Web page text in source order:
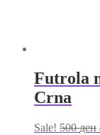
Futrola
Crna
Sale! 500ден